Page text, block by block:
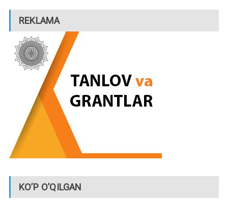
REKLAMA
KO’P O’QILGAN